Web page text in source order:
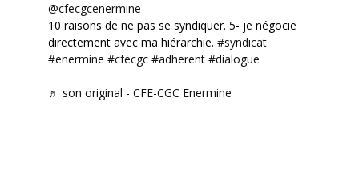
@cfecgcenermine
10 raisons de ne pas se syndiquer. 5- je négocie
directement avec ma hiérarchie. #syndicat
#enermine #cfecgc #adherent #dialogue
♬ son original - CFE-CGC Enermine